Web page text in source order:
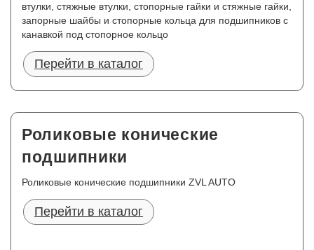
втулки, стяжные втулки, стопорные гайки и стяжные гайки,
запорные шайбы и стопорные кольца для подшипников с
канавкой под стопорное кольцо
Перейти в каталог
Роликовые конические
подшипники
Роликовые конические подшипники ZVL AUTO
Перейти в каталог